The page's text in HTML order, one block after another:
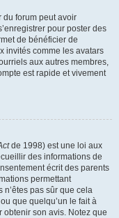
du forum peut avoir
pour poster des
de bénéficier de
invités comme les avatars
aux autres membres,
est rapide et vivement
de 1998) est une loi aux
des informations de
écrit des parents
permettant
n’êtes pas sûr que cela
que quelqu’un le fait à
son avis. Notez que